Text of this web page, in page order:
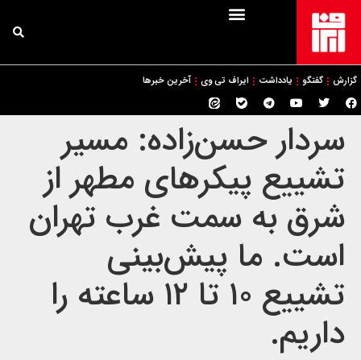
گزارش گفتگو یادداشت ایراف تی وی آخرین خبرها
سردار حسن‌زاده: مسیر
تشییع پیکرهای مطهر از
شرق به سمت غرب تهران
است. ما پیش‌بینی
تشییع ۱۰ تا ۱۲ ساعته را
داریم.